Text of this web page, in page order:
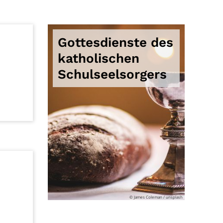
Gottesdienste des
katholischen
Schulseelsorgers
© James Coleman / unsplash